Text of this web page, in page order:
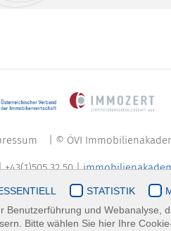
| © ÖVI
32 50 |
STATISTIK
Benutzerführung und Webanalyse,
Bitte wählen Sie hier Ihre